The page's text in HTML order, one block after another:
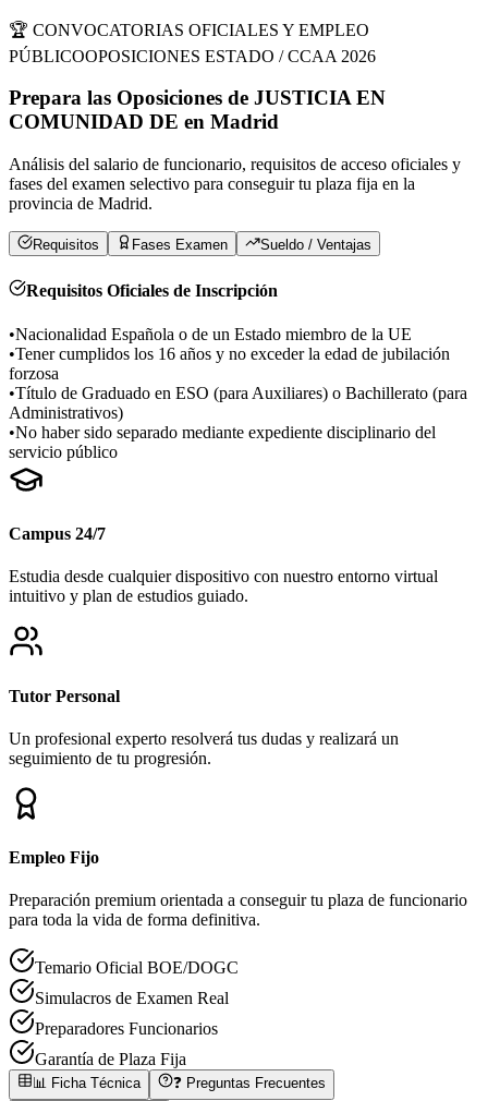
🏆 CONVOCATORIAS OFICIALES Y EMPLEO
PÚBLICOOPOSICIONES ESTADO / CCAA 2026
Prepara las Oposiciones de JUSTICIA EN
COMUNIDAD DE en Madrid
Análisis del salario de funcionario, requisitos de acceso oficiales y
fases del examen selectivo para conseguir tu plaza fija en la
provincia de Madrid.
Requisitos Fases Examen Sueldo / Ventajas
Requisitos Oficiales de Inscripción
•Nacionalidad Española o de un Estado miembro de la UE
•Tener cumplidos los 16 años y no exceder la edad de jubilación
forzosa
•Título de Graduado en ESO (para Auxiliares) o Bachillerato (para
Administrativos)
•No haber sido separado mediante expediente disciplinario del
servicio público
Campus 24/7
Estudia desde cualquier dispositivo con nuestro entorno virtual
intuitivo y plan de estudios guiado.
Tutor Personal
Un profesional experto resolverá tus dudas y realizará un
seguimiento de tu progresión.
Empleo Fijo
Preparación premium orientada a conseguir tu plaza de funcionario
para toda la vida de forma definitiva.
Temario Oficial BOE/DOGC
Simulacros de Examen Real
Preparadores Funcionarios
Garantía de Plaza Fija
📊 Ficha Técnica
❓ Preguntas Frecuentes